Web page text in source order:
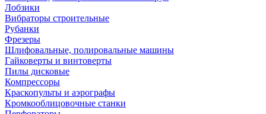
Лобзики
Вибраторы строительные
Рубанки
Фрезеры
Шлифовальные, полировальные машины
Гайковерты и винтоверты
Пилы дисковые
Компрессоры
Краскопульты и аэрографы
Кромкооблицовочные станки